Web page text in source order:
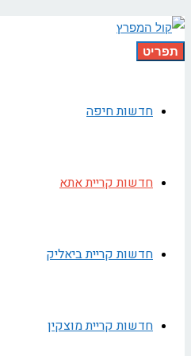
תפריט
חדשות חיפה
חדשות קריית אתא
חדשות קריית ביאליק
חדשות קריית מוצקין